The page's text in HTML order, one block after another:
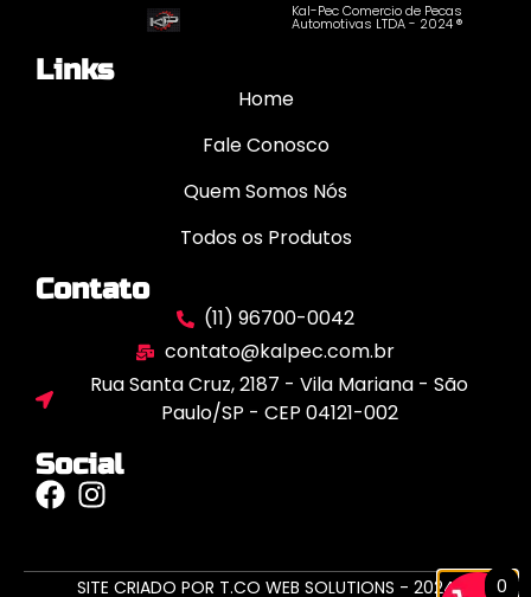
Kal-Pec Comercio de Pecas
Automotivas LTDA - 2024 ®
Links
Home
Fale Conosco
Quem Somos Nós
Todos os Produtos
Contato
(11) 96700-0042
contato@kalpec.com.br
Rua Santa Cruz, 2187 - Vila Mariana - São
Paulo/SP - CEP 04121-002
Social
SITE CRIADO POR T.CO WEB SOLUTIONS - 2024 0